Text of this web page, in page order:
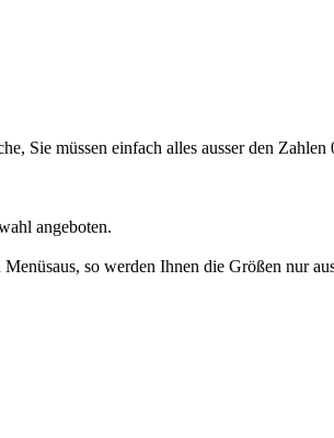
Sie müssen einfach alles ausser den Zahlen
angeboten.
so werden Ihnen die Größen nur